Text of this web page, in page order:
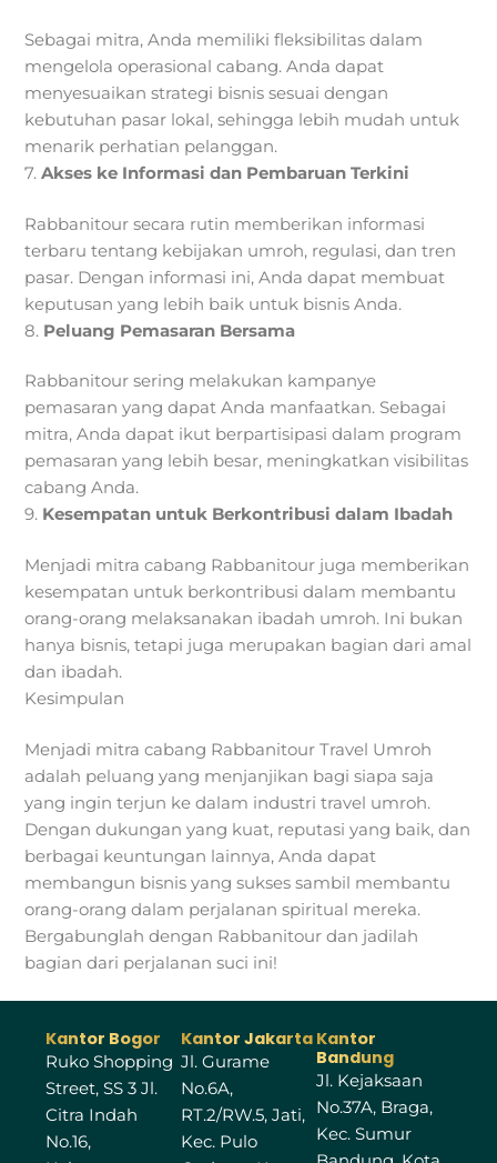
Sebagai mitra, Anda memiliki fleksibilitas dalam
mengelola operasional cabang. Anda dapat
menyesuaikan strategi bisnis sesuai dengan
kebutuhan pasar lokal, sehingga lebih mudah untuk
menarik perhatian pelanggan.
7.Akses ke Informasi dan Pembaruan Terkini
Rabbanitour secara rutin memberikan informasi
terbaru tentang kebijakan umroh, regulasi, dan tren
pasar. Dengan informasi ini, Anda dapat membuat
keputusan yang lebih baik untuk bisnis Anda.
8. Peluang Pemasaran Bersama
Rabbanitour sering melakukan kampanye
pemasaran yang dapat Anda manfaatkan. Sebagai
mitra, Anda dapat ikut berpartisipasi dalam program
pemasaran yang lebih besar, meningkatkan visibilitas
cabang Anda.
9. Kesempatan untuk Berkontribusi dalam Ibadah
Menjadi mitra cabang Rabbanitour juga memberikan
kesempatan untuk berkontribusi dalam membantu
orang-orang melaksanakan ibadah umroh. Ini bukan
hanya bisnis, tetapi juga merupakan bagian dari amal
dan ibadah.
Kesimpulan
Menjadi mitra cabang Rabbanitour Travel Umroh
adalah peluang yang menjanjikan bagi siapa saja
yang ingin terjun ke dalam industri travel umroh.
Dengan dukungan yang kuat, reputasi yang baik, dan
berbagai keuntungan lainnya, Anda dapat
membangun bisnis yang sukses sambil membantu
orang-orang dalam perjalanan spiritual mereka.
Bergabunglah dengan Rabbanitour dan jadilah
bagian dari perjalanan suci ini!
Kantor Bogor
Ruko Shopping
Street, SS 3 Jl.
Citra Indah
No.16,
Kantor Jakarta
Jl. Gurame
No.6A,
RT.2/RW.5, Jati,
Kec. Pulo
Kantor
Bandung
Jl. Kejaksaan
No.37A, Braga,
Kec. Sumur